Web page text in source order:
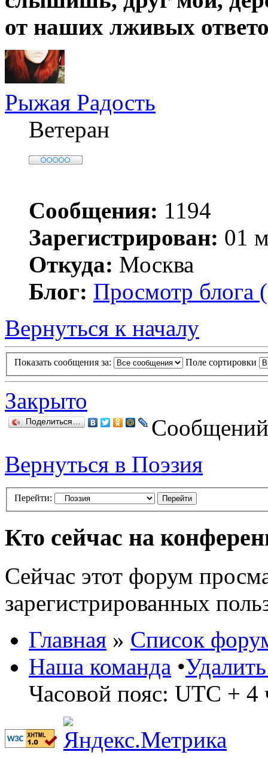
от наших лживых
Рыжая Радость
Ветеран
Сообщения: 1194
Зарегистрирован: 01
Откуда: Москва
Блог: Просмотр блога
Вернуться к началу
Показать сообщения за: Поле сортировки
Закрыто
Поделиться…
Вернуться в Поэзия
Перейти:
Кто сейчас на
Сейчас этот форум
зарегистрированных
Главная » Список
Наша команда •
Часовой пояс: UTC + 4